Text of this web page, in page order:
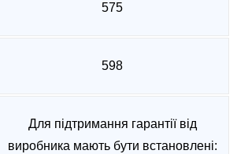
575
598
Для підтримання гарантії від
виробника мають бути встановлені: